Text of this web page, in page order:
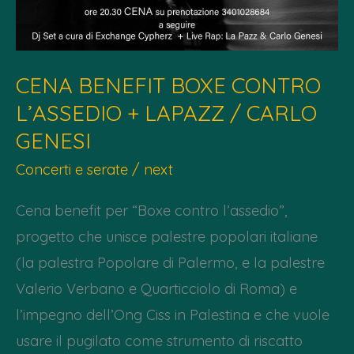
CENA BENEFIT BOXE CONTRO
L’ASSEDIO + LAPAZZ / CARLO
GENESI
Concerti e serate / next
Cena benefit per “Boxe contro l’assedio”,
progetto che unisce palestre popolari italiane
(la palestra Popolare di Palermo, e la palestre
Valerio Verbano e Quarticciolo di Roma) e
l’impegno dell’Ong Ciss in Palestina e che vuole
usare il pugilato come strumento di riscatto